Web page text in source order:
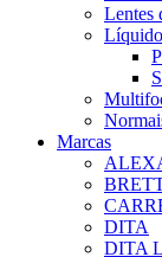
Lentes
Marcas
DITA
DITA